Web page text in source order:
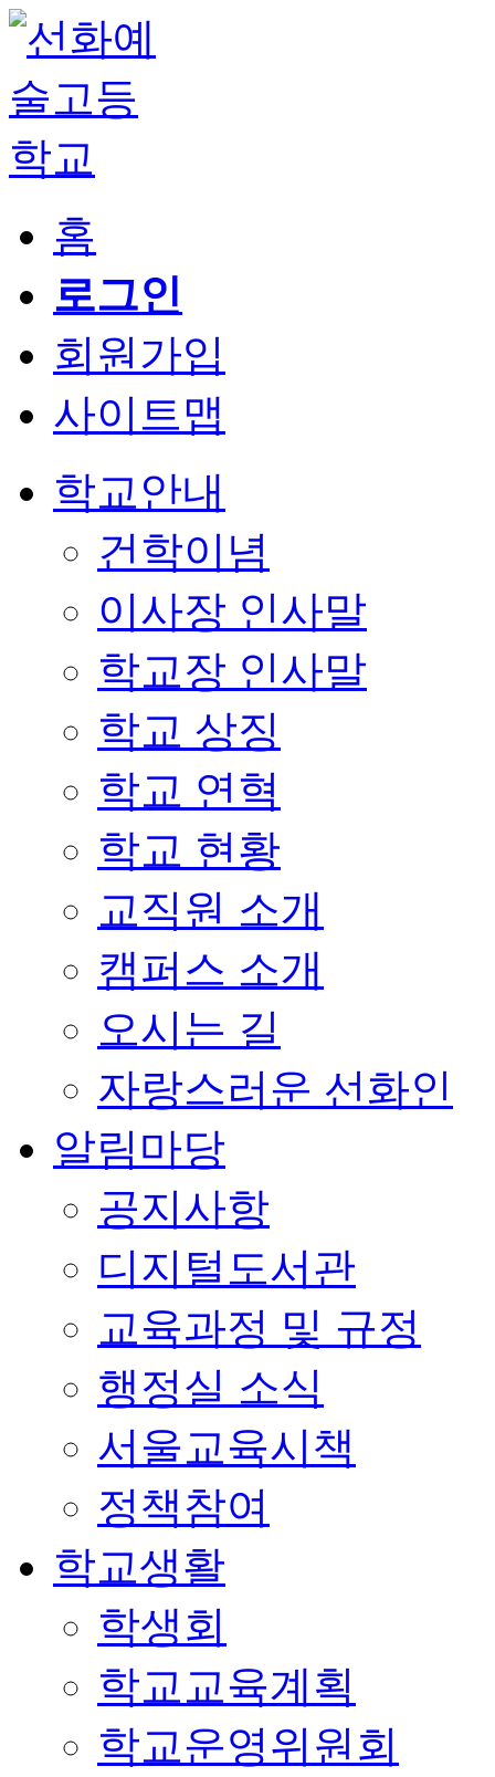
홈
로그인
회원가입
사이트맵
학교안내
건학이념
이사장 인사말
학교장 인사말
학교 상징
학교 연혁
학교 현황
교직원 소개
캠퍼스 소개
오시는 길
자랑스러운 선화인
알림마당
공지사항
디지털도서관
교육과정 및 규정
행정실 소식
서울교육시책
정책참여
학교생활
학생회
학교교육계획
학교운영위원회